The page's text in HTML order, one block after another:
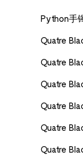
Python手
Quatre
Quatre
Quatre
Quatre
Quatre
Quatre